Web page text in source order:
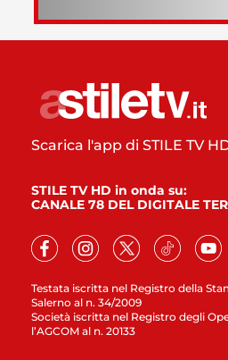
Testata iscritta nel Registro della
Salerno al n. 34/2009
Società iscritta nel Registro degli
l’AGCOM al n. 20133
Scarica l'app di STILE TV
STILE TV HD in onda su:
CANALE 78 DEL DIGITALE